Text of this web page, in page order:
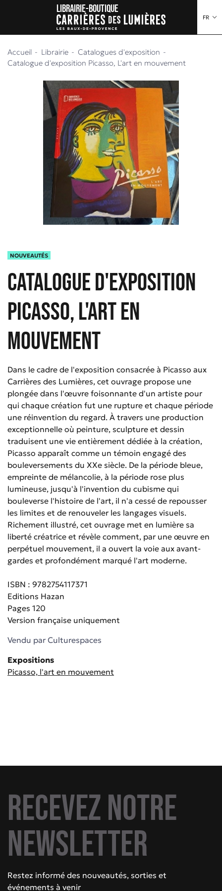
FR
Librairie-boutique
Accueil Librairie
Catalogues d'exposition
Catalogue d'exposition Picasso, L'art en mouvement
NOUVEAUTÉS
Catalogue d'exposition
Picasso, L'art en
mouvement
Dans le cadre de l'exposition consacrée à Picasso aux
Carrières des Lumières, cet ouvrage propose une
plongée dans l'œuvre foisonnante d'un artiste pour
qui chaque création fut une rupture et chaque période
une réinvention du regard. À travers une production
exceptionnelle où peinture, sculpture et dessin
traduisent une vie entièrement dédiée à la création,
Picasso apparaît comme un témoin engagé des
bouleversements du XXe siècle. De la période bleue,
empreinte de mélancolie, à la période rose plus
lumineuse, jusqu'à l'invention du cubisme qui
bouleverse l'histoire de l'art, il n'a cessé de repousser
les limites et de renouveler les langages visuels.
Richement illustré, cet ouvrage met en lumière sa
liberté créatrice et révèle comment, par une œuvre en
perpétuel mouvement, il a ouvert la voie aux avant-
gardes et profondément marqué l'art moderne.
ISBN : 9782754117371
Editions Hazan
Pages 120
Version française uniquement
Vendu par Culturespaces
Expositions
Picasso, l'art en mouvement
Recevez notre
newsletter
Restez informé des nouveautés, sorties et
événements à venir